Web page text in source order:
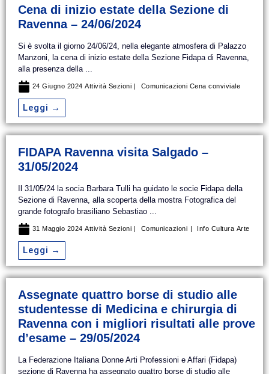
Cena di inizio estate della Sezione di
Ravenna – 24/06/2024
Si è svolta il giorno 24/06/24, nella elegante atmosfera di Palazzo
Manzoni, la cena di inizio estate della Sezione Fidapa di Ravenna,
alla presenza della ...
24 Giugno 2024 Attività Sezioni Comunicazioni Cena conviviale
Leggi →
FIDAPA Ravenna visita Salgado –
31/05/2024
Il 31/05/24 la socia Barbara Tulli ha guidato le socie Fidapa della
Sezione di Ravenna, alla scoperta della mostra Fotografica del
grande fotografo brasiliano Sebastiao ...
31 Maggio 2024 Attività Sezioni Comunicazioni Info Cultura Arte
Leggi →
Assegnate quattro borse di studio alle
studentesse di Medicina e chirurgia di
Ravenna con i migliori risultati alle prove
d’esame – 29/05/2024
La Federazione Italiana Donne Arti Professioni e Affari (Fidapa)
sezione di Ravenna ha assegnato quattro borse di studio alle